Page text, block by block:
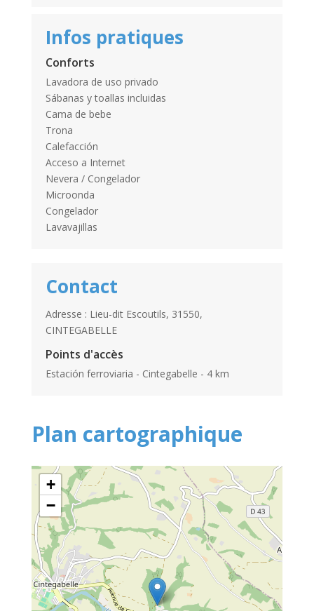
Infos pratiques
Conforts
Lavadora de uso privado
Sábanas y toallas incluidas
Cama de bebe
Trona
Calefacción
Acceso a Internet
Nevera / Congelador
Microonda
Congelador
Lavavajillas
Contact
Adresse : Lieu-dit Escoutils, 31550,
CINTEGABELLE
Points d'accès
Estación ferroviaria - Cintegabelle - 4 km
Plan cartographique
+
−